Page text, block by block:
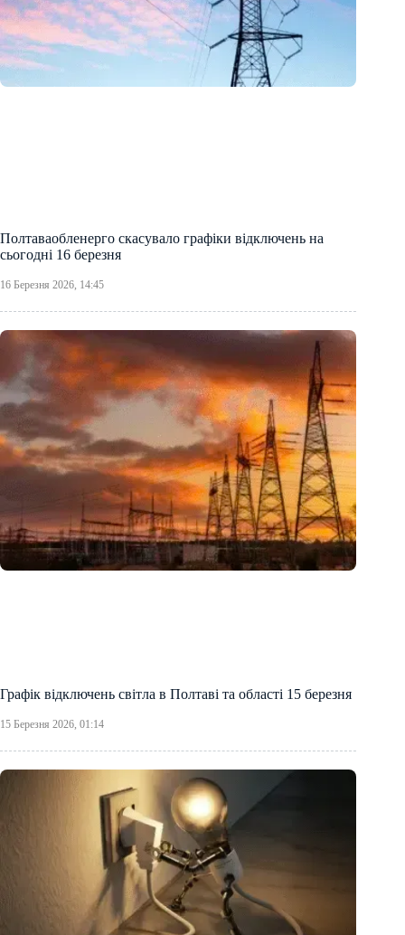
Полтаваобленерго скасувало графіки відключень на
сьогодні 16 березня
16 Березня 2026, 14:45
Графік відключень світла в Полтаві та області 15 березня
15 Березня 2026, 01:14